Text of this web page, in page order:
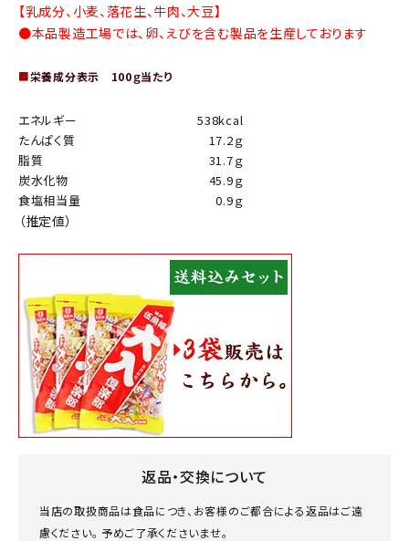
【乳成分、小麦、落花生、牛肉、大豆】
●本品製造工場では、卵、えびを含む製品を生産しております
■栄養成分表示 100ｇ当たり
エネルギー
538kcal
たんぱく質
17.2ｇ
脂質
31.7ｇ
炭水化物
45.9ｇ
食塩相当量
0.9ｇ
（推定値）
返品・交換について
当店の取扱商品は食品につき、お客様のご都合による返品はご遠
慮ください。 予めご了承くださいませ。